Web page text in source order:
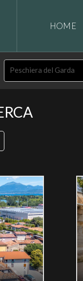
HOME
Peschiera del Garda